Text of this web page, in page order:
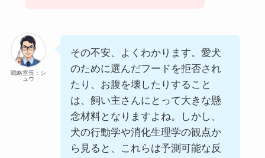
戦略室長：シ
ュウ
その不安、よくわかります。愛犬
のために選んだフードを拒否され
たり、お腹を壊したりすること
は、飼い主さんにとって大きな懸
念材料となりますよね。しかし、
犬の行動学や消化生理学の観点か
ら見ると、これらは予測可能な反